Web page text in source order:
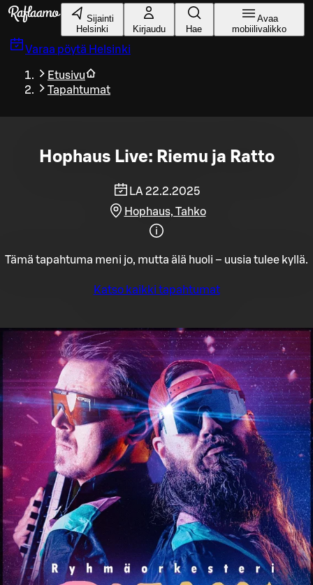
Siirry pääsisältöön
Sijainti
Helsinki
Kirjaudu Hae
Avaa
mobiilivalikko
Varaa pöytä Helsinki
Etusivu
Tapahtumat
Hophaus Live: Riemu ja Ratto
LA 22.2.2025
Hophaus, Tahko
Tämä tapahtuma meni jo, mutta älä huoli – uusia tulee kyllä.
Katso kaikki tapahtumat